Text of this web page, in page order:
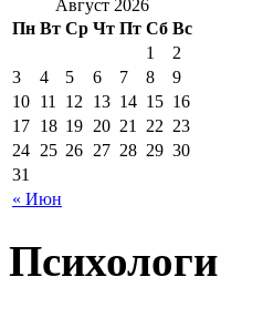
Август 2026
Пн Вт Ср Чт Пт Сб Вс
« Июн
1
2
3
4 5 6 7 8
9
10 11 12 13 14 15 16
17 18 19 20 21 22 23
24 25 26 27 28 29 30
31
Психологи